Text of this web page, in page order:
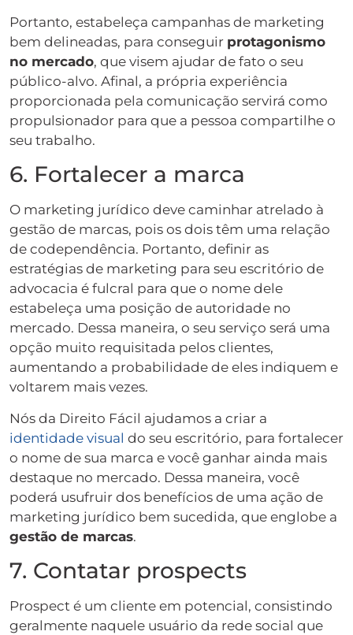
Portanto, estabeleça campanhas de marketing
bem delineadas, para conseguir protagonismo
no mercado, que visem ajudar de fato o seu
público-alvo. Afinal, a própria experiência
proporcionada pela comunicação servirá como
propulsionador para que a pessoa compartilhe o
seu trabalho.
6. Fortalecer a marca
O marketing jurídico deve caminhar atrelado à
gestão de marcas, pois os dois têm uma relação
de codependência. Portanto, definir as
estratégias de marketing para seu escritório de
advocacia é fulcral para que o nome dele
estabeleça uma posição de autoridade no
mercado. Dessa maneira, o seu serviço será uma
opção muito requisitada pelos clientes,
aumentando a probabilidade de eles indiquem e
voltarem mais vezes.
Nós da Direito Fácil ajudamos a criar a
identidade visual do seu escritório, para fortalecer
o nome de sua marca e você ganhar ainda mais
destaque no mercado. Dessa maneira, você
poderá usufruir dos benefícios de uma ação de
marketing jurídico bem sucedida, que englobe a
gestão de marcas.
7. Contatar prospects
Prospect é um cliente em potencial, consistindo
geralmente naquele usuário da rede social que